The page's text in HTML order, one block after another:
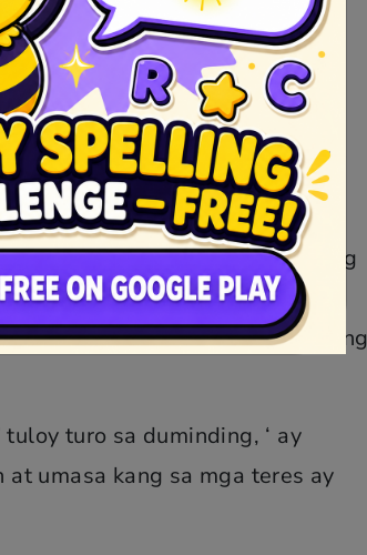
narinig. Nagsimula ang
kay Kabunian.
ng palay. Samantalang
nagsalita, “Mabuti anak. Ako’y
aking supling ng palay na kung
Itanim sa iyong tumana. Ang
ka ng dike sa paligid ng iyong
turo sa duminding, ‘ ay
umasa kang sa mga teres ay